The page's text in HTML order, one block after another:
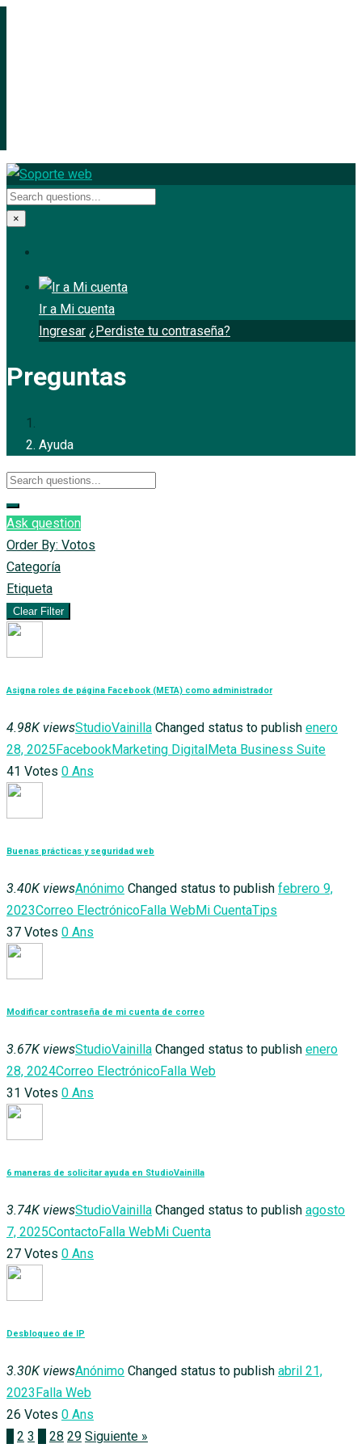
×
Ir a Mi cuenta
Ingresar ¿Perdiste tu contraseña?
Preguntas
Ayuda
Ask question
Order By: Votos
Categoría
Etiqueta
Clear Filter
Asigna roles de página Facebook (META) como administrador
4.98K viewsStudioVainilla Changed status to publish enero
28, 2025FacebookMarketing DigitalMeta Business Suite
41 Votes 0 Ans
Buenas prácticas y seguridad web
3.40K viewsAnónimo Changed status to publish febrero 9,
2023Correo ElectrónicoFalla WebMi CuentaTips
37 Votes 0 Ans
Modificar contraseña de mi cuenta de correo
3.67K viewsStudioVainilla Changed status to publish enero
28, 2024Correo ElectrónicoFalla Web
31 Votes 0 Ans
6 maneras de solicitar ayuda en StudioVainilla
3.74K viewsStudioVainilla Changed status to publish agosto
7, 2025ContactoFalla WebMi Cuenta
27 Votes 0 Ans
Desbloqueo de IP
3.30K viewsAnónimo Changed status to publish abril 21,
2023Falla Web
26 Votes 0 Ans
2 3 28 29 Siguiente »